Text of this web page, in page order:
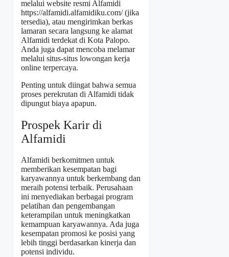
melalui website resmi Alfamidi
https://alfamidi.alfamidiku.com/(jika
tersedia), atau mengirimkan berkas
lamaran secara langsung ke alamat
Alfamidi terdekat di Kota Palopo.
Anda juga dapat mencoba melamar
melalui situs-situs lowongan kerja
online terpercaya.
Penting untuk diingat bahwa semua
proses perekrutan di Alfamidi tidak
dipungut biaya apapun.
Prospek Karir di
Alfamidi
Alfamidi berkomitmen untuk
memberikan kesempatan bagi
karyawannya untuk berkembang dan
meraih potensi terbaik. Perusahaan
ini menyediakan berbagai program
pelatihan dan pengembangan
keterampilan untuk meningkatkan
kemampuan karyawannya. Ada juga
kesempatan promosi ke posisi yang
lebih tinggi berdasarkan kinerja dan
potensi individu.